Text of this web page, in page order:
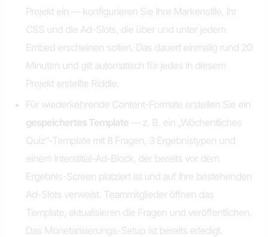
Projekt ein — konfigurieren Sie Ihre Markenstile, Ihr
CSS und die Ad-Slots, die über und unter jedem
Embed erscheinen sollen. Das dauert einmalig rund 20
Minuten und gilt automatisch für jedes in diesem
Projekt erstellte Riddle.
Für wiederkehrende Content-Formate erstellen Sie ein
gespeichertes Template — z. B. ein „Wöchentliches
Quiz“-Template mit 8 Fragen, 3 Ergebnistypen und
einem Interstitial-Ad-Block, der bereits vor dem
Ergebnis-Screen platziert ist und auf Ihre bestehenden
Ad-Slots verweist. Teammitglieder öffnen das
Template, aktualisieren die Fragen und veröffentlichen.
Das Monetarisierungs-Setup ist bereits erledigt.